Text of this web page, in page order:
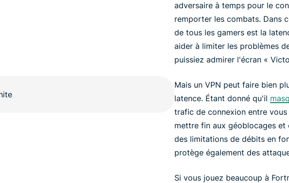
adversaire à temps pour le
remporter les combats. Dans
de tous les gamers est la
aider à limiter les problèmes
puissiez admirer l'écran «
Mais un VPN peut faire bien
latence. Étant donné qu'il
trafic de connexion entre
mettre fin aux géoblocages et
des limitations de débits en
protège également des
Si vous jouez beaucoup à